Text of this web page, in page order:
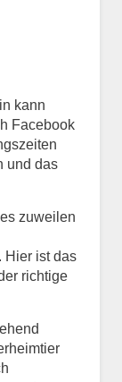
kann
Facebook
und das
zuweilen
Hier ist das
richtige